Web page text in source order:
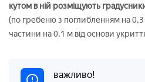
кутом в ній розміщують
(по гребеню з поглибленням на 0,3
частини на 0,1 м від основи
важливо!